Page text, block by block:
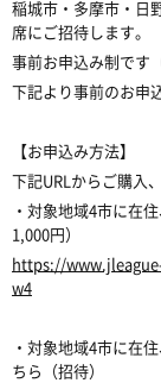
稲城市・多摩市・日
席にご招待します。
事前お申込み制です
下記より事前のお申
【お申込み方法】
下記URLからご購入
・対象地域4市に在
1,000円）
https://
w4
・対象地域4市に在
ちら（招待）